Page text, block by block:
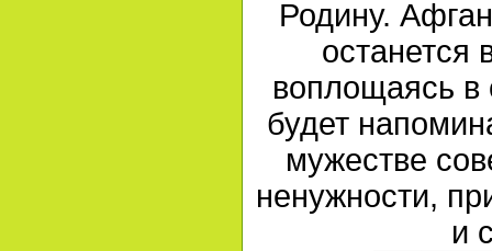
Родину.
останется
воплощаясь в
будет
мужестве
ненужности,
и